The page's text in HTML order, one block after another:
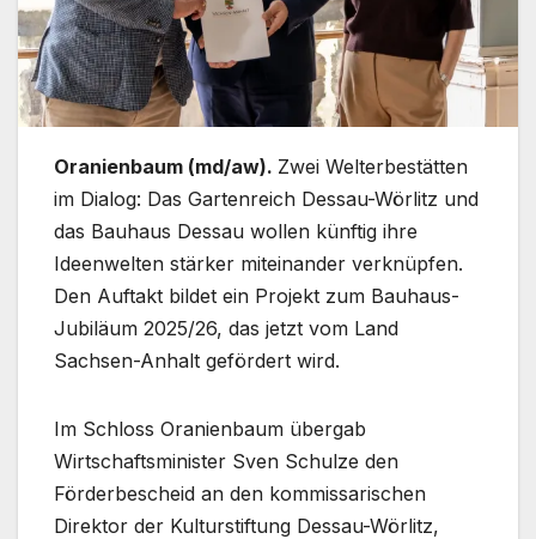
Oranienbaum (md/aw). Zwei Welterbestätten
im Dialog: Das Gartenreich Dessau-Wörlitz und
das Bauhaus Dessau wollen künftig ihre
Ideenwelten stärker miteinander verknüpfen.
Den Auftakt bildet ein Projekt zum Bauhaus-
Jubiläum 2025/26, das jetzt vom Land
Sachsen-Anhalt gefördert wird.
Im Schloss Oranienbaum übergab
Wirtschaftsminister Sven Schulze den
Förderbescheid an den kommissarischen
Direktor der Kulturstiftung Dessau-Wörlitz,